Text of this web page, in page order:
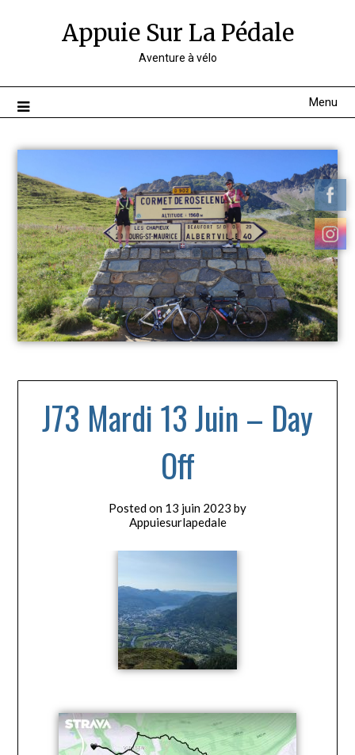
Appuie Sur La Pédale
Aventure à vélo
Menu
J73 Mardi 13 Juin – Day
Off
Posted on 13 juin 2023 by
Appuiesurlapedale